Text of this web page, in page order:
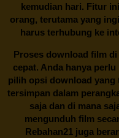
kemudian hari. Fitur
orang, terutama yang
harus terhubung ke
Proses download film di
cepat. Anda hanya
pilih opsi download yang
tersimpan dalam
saja dan di mana
mengunduh film
Rebahan21 juga